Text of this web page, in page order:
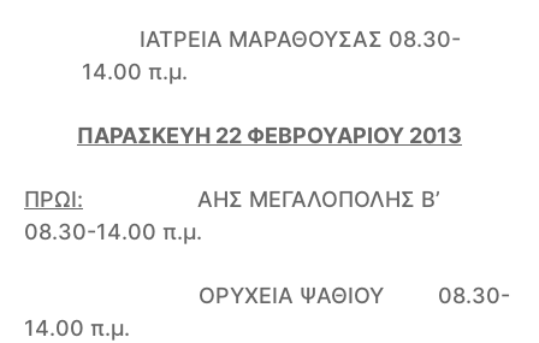
ΙΑΤΡΕΙΑ ΜΑΡΑΘΟΥΣΑΣ 08.30-
14.00 π.μ.
ΠΑΡΑΣΚΕΥΗ 22 ΦΕΒΡΟΥΑΡΙΟΥ 2013
ΠΡΩΙ: ΑΗΣ ΜΕΓΑΛΟΠΟΛΗΣ Β’
08.30-14.00 π.μ.
ΟΡΥΧΕΙΑ ΨΑΘΙΟΥ 08.30-
14.00 π.μ.